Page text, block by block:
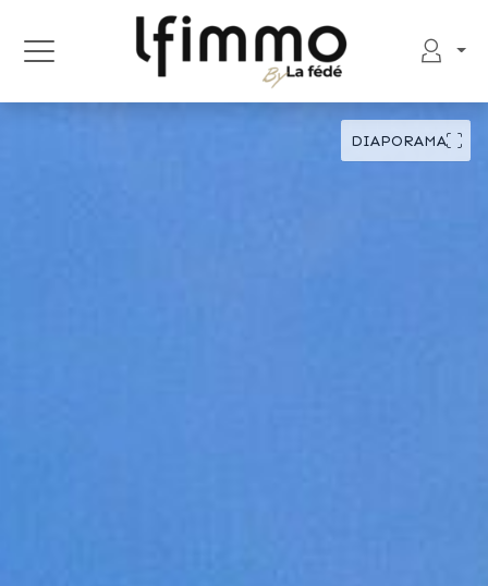
DIAPORAMA